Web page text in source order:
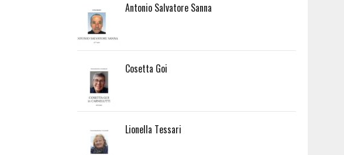
Antonio Salvatore Sanna
Cosetta Goi
Lionella Tessari